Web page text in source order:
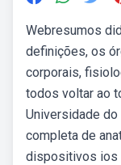
Webresumos
definições, os
corporais,
todos voltar ao
Universidade
completa de
dispositivos ios